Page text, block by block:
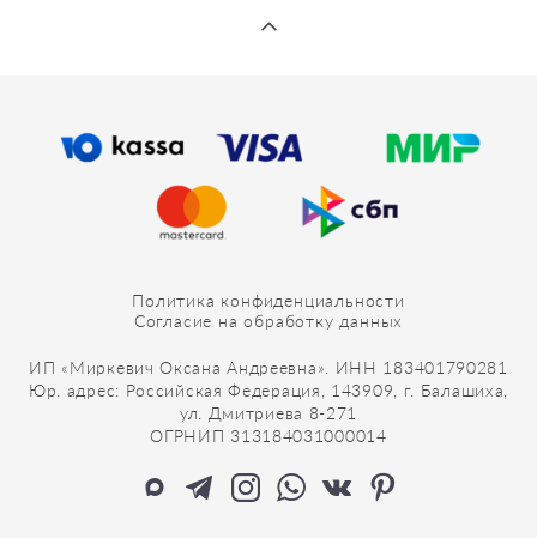
Политика конфиденциальности
Согласие на обработку данных
ИП «Миркевич Оксана Андреевна». ИНН 183401790281
Юр. адрес: Российская Федерация, 143909, г. Балашиха,
ул. Дмитриева 8-271
ОГРНИП 313184031000014